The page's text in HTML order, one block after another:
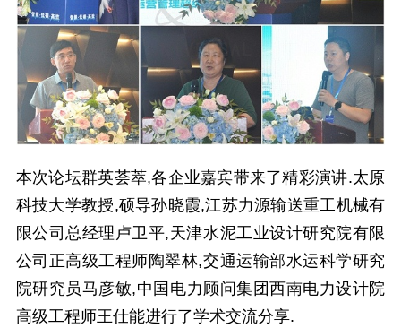
本次论坛群英荟萃,各企业嘉宾带来了精彩演讲.太原
科技大学教授,硕导孙晓霞,江苏力源输送重工机械有
限公司总经理卢卫平,天津水泥工业设计研究院有限
公司正高级工程师陶翠林,交通运输部水运科学研究
院研究员马彦敏,中国电力顾问集团西南电力设计院
高级工程师王仕能进行了学术交流分享.